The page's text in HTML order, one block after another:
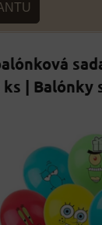
ks | Balónky